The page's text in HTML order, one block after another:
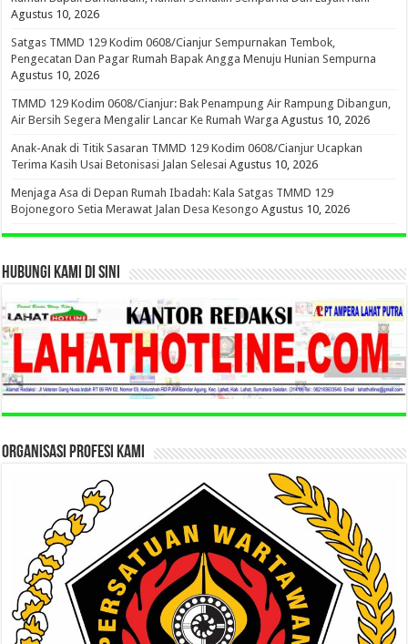
Agustus 10, 2026
Satgas TMMD 129 Kodim 0608/Cianjur Sempurnakan Tembok,
Pengecatan Dan Pagar Rumah Bapak Angga Menuju Hunian Sempurna
Agustus 10, 2026
TMMD 129 Kodim 0608/Cianjur: Bak Penampung Air Rampung Dibangun,
Air Bersih Segera Mengalir Lancar Ke Rumah Warga Agustus 10, 2026
Anak-Anak di Titik Sasaran TMMD 129 Kodim 0608/Cianjur Ucapkan
Terima Kasih Usai Betonisasi Jalan Selesai Agustus 10, 2026
Menjaga Asa di Depan Rumah Ibadah: Kala Satgas TMMD 129
Bojonegoro Setia Merawat Jalan Desa Kesongo Agustus 10, 2026
HUBUNGI KAMI DI SINI
ORGANISASI PROFESI KAMI